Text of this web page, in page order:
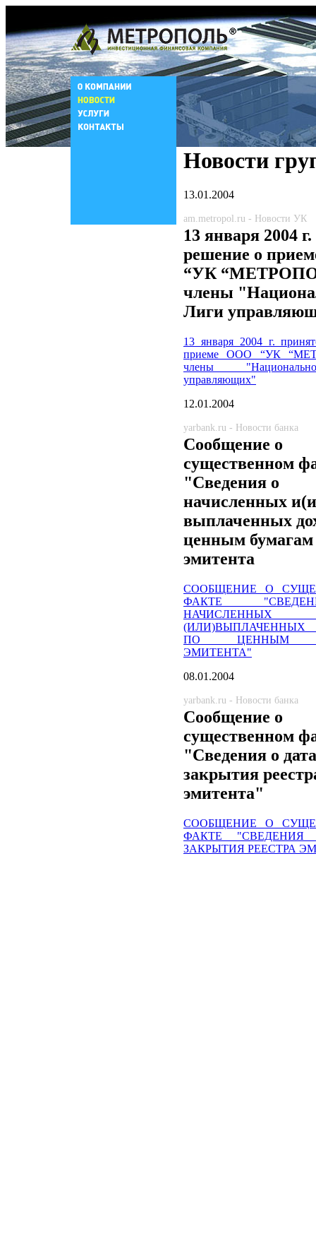
Новости
13.01.2004
am.metropol.ru - Новости УК
13 января 2004
решение о
“УК
члены
Лиги
13 января 2004 г.
приеме ООО “УК
члены
управляющих"
12.01.2004
yarbank.ru - Новости банка
Сообщение о
существенном
"Сведения о
начисленных
выплаченных
ценным бумагам
эмитента
СООБЩЕНИЕ О
ФАКТЕ
ПО ЦЕННЫМ
ЭМИТЕНТА"
08.01.2004
yarbank.ru - Новости банка
Сообщение о
существенном
"Сведения о
закрытия
эмитента"
СООБЩЕНИЕ О
ФАКТЕ
ЗАКРЫТИЯ РЕЕСТРА